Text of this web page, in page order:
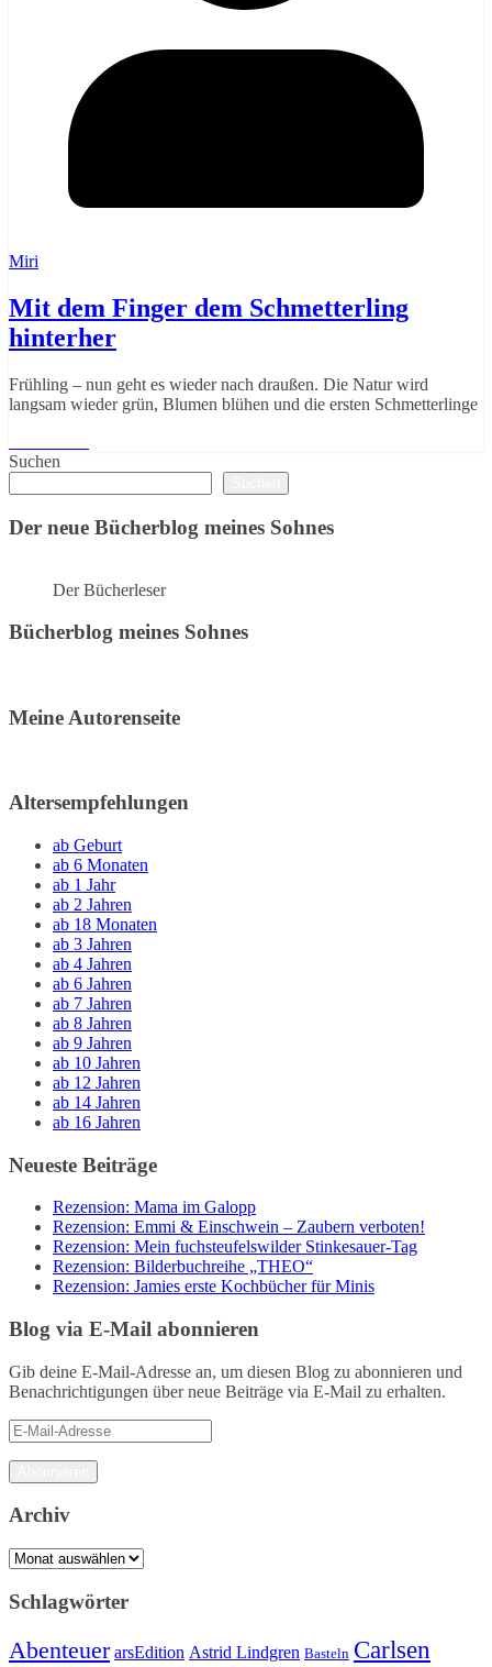
Miri
Mit dem Finger dem Schmetterling
hinterher
Frühling – nun geht es wieder nach draußen. Die Natur wird
langsam wieder grün, Blumen blühen und die ersten Schmetterlinge
Suchen
Der neue Bücherblog meines Sohnes
Der Bücherleser
Bücherblog meines Sohnes
Meine Autorenseite
Altersempfehlungen
ab Geburt
ab 6 Monaten
ab 1 Jahr
ab 2 Jahren
ab 18 Monaten
ab 3 Jahren
ab 4 Jahren
ab 6 Jahren
ab 7 Jahren
ab 8 Jahren
ab 9 Jahren
ab 10 Jahren
ab 12 Jahren
ab 14 Jahren
ab 16 Jahren
Neueste Beiträge
Rezension: Mama im Galopp
Rezension: Emmi & Einschwein – Zaubern verboten!
Rezension: Mein fuchsteufelswilder Stinkesauer-Tag
Rezension: Bilderbuchreihe „THEO“
Rezension: Jamies erste Kochbücher für Minis
Blog via E-Mail abonnieren
Gib deine E-Mail-Adresse an, um diesen Blog zu abonnieren und
Benachrichtigungen über neue Beiträge via E-Mail zu erhalten.
E-
Mail-
Adresse
Archiv
Archiv
Schlagwörter
Abenteuer arsEdition Astrid Lindgren Basteln Carlsen